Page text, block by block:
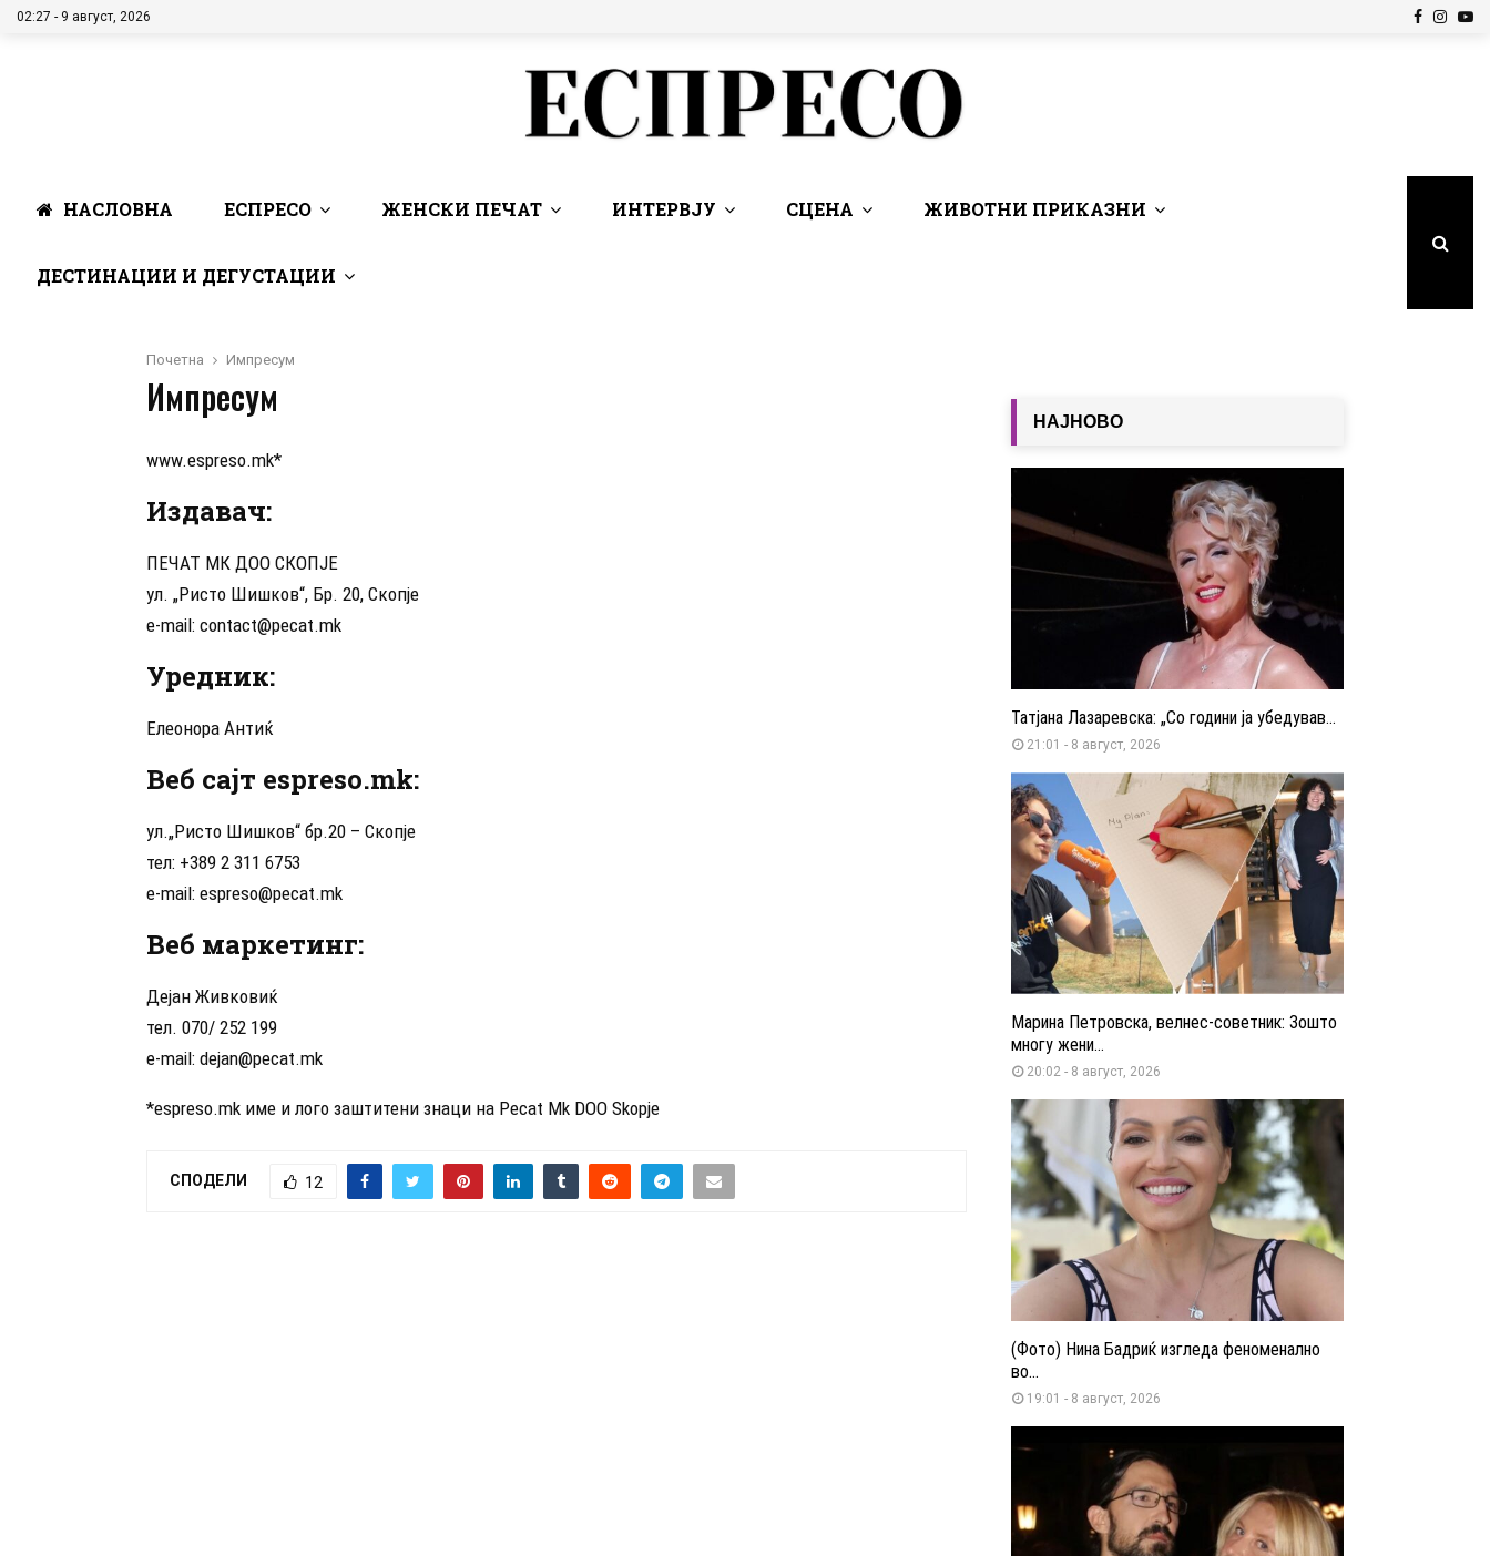
02:27 - 9 август, 2026 Facebook
НАСЛОВНА ЕСПРЕСО ЖЕНСКИ ПЕЧАТ ИНТЕРВЈУ СЦЕНА ЖИВОТНИ ПРИКАЗНИ
ДЕСТИНАЦИИ И ДЕГУСТАЦИИ
Почетна Импресум
Импресум
www.espreso.mk*
Издавач:
ПЕЧАТ МК ДОО СКОПЈЕ
ул. „Ристо Шишков“, Бр. 20, Скопје
e-mail: contact@pecat.mk
Уредник:
Елеонора Антиќ
Веб сајт espreso.mk:
ул.„Ристо Шишков“ бр.20 – Скопје
тел: +389 2 311 6753
e-mail: espreso@pecat.mk
Веб маркетинг:
Дејан Живковиќ
тел. 070/ 252 199
e-mail: dejan@pecat.mk
*espreso.mk име и лого заштитени знаци на Pecat Mk DOO Skopje
СПОДЕЛИ 12
НАЈНОВО
Татјана Лазаревска: „Со години ја убедував...
21:01 - 8 август, 2026
Марина Петровска, велнес-советник: Зошто
многу жени...
20:02 - 8 август, 2026
(Фото) Нина Бадриќ изгледа феноменално
во...
19:01 - 8 август, 2026